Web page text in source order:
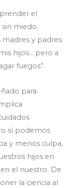
el
miedo.
madres y padres
hijos… pero a
fuegos”.
para
sí podemos
y menos culpa,
hijos en
el nuestro. De
la ciencia al